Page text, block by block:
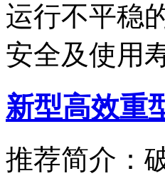
运行不平稳
安全及使用
新型高效重
推荐简介：